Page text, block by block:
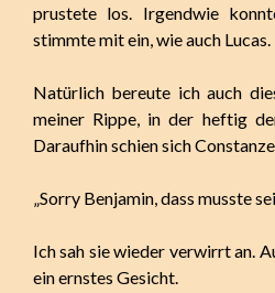
prustete los. Irgendwie
stimmte mit ein, wie auch Lucas.
Natürlich bereute ich auch
meiner Rippe, in der heftig
Daraufhin schien sich
„Sorry Benjamin, dass musste
Ich sah sie wieder verwirrt an.
ein ernstes Gesicht.